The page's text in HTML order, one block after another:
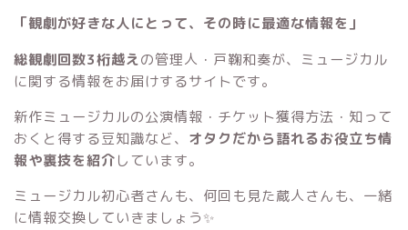
「観劇が好きな人にとって、その時に最適な情報を」
総観劇回数3桁越えの管理人・戸鞠和奏が、ミュージカル
に関する情報をお届けするサイトです。
新作ミュージカルの公演情報・チケット獲得方法・知って
おくと得する豆知識など、 オタクだから語れるお役立ち情
報や裏技を紹介しています。
ミュージカル初心者さんも、何回も見た蔵人さんも、一緒
に情報交換していきましょう✨